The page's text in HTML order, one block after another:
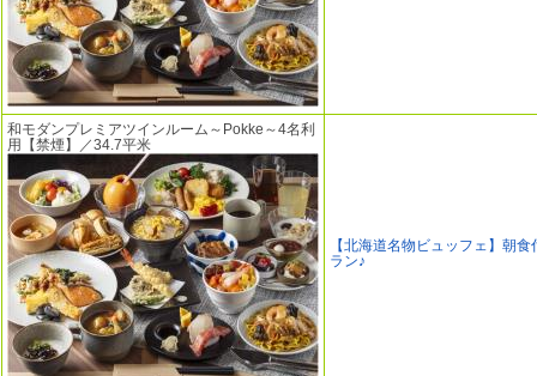
和モダンプレミアツインルーム～Pokke～4名利
用【禁煙】／34.7平米
【北海道名物ビュッフェ】朝食
ラン♪